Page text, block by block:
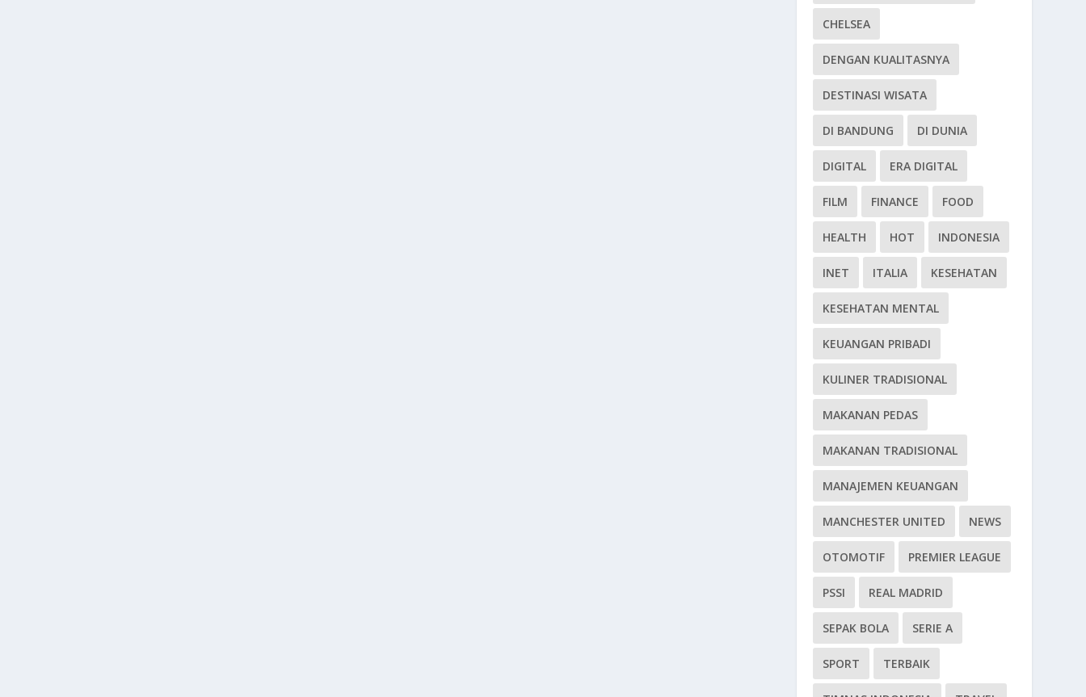
CHELSEA
DENGAN KUALITASNYA
DESTINASI WISATA
DI BANDUNG DI DUNIA
DIGITAL ERA DIGITAL
FILM FINANCE FOOD
HEALTH HOT INDONESIA
INET ITALIA KESEHATAN
KESEHATAN MENTAL
KEUANGAN PRIBADI
KULINER TRADISIONAL
MAKANAN PEDAS
MAKANAN TRADISIONAL
MANAJEMEN KEUANGAN
MANCHESTER UNITED NEWS
OTOMOTIF PREMIER LEAGUE
PSSI REAL MADRID
SEPAK BOLA SERIE A
SPORT TERBAIK